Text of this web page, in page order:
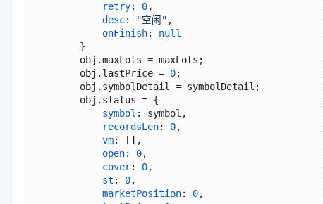
retry: 0,
desc: "空闲" ,
onFinish: null
        }
        obj.
maxLots = maxLots;
        obj.
lastPrice = 0;
        obj.
symbolDetail = symbolDetail;
        obj.
status = {
symbol : symbol,
recordsLen: 0,
vm: [],
open: 0,
cover: 0,
st : 0,
marketPosition: 0,